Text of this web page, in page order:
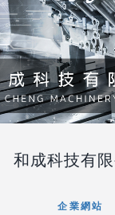
和成科技有限
企業網站